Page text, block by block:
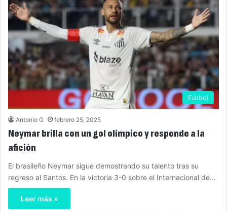
Fútbol
Antonio G febrero 25, 2025
Neymar brilla con un gol olímpico y responde a la
afición
El brasileño Neymar sigue demostrando su talento tras su
regreso al Santos. En la victoria 3-0 sobre el Internacional de…
Leer más »